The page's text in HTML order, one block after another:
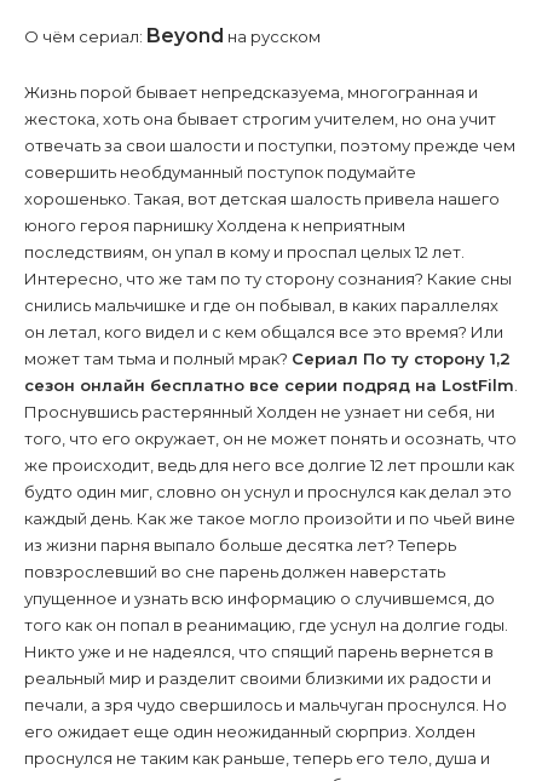
О чём сериал: Beyond на русском
Жизнь порой бывает непредсказуема, многогранная и
жестока, хоть она бывает строгим учителем, но она учит
отвечать за свои шалости и поступки, поэтому прежде чем
совершить необдуманный поступок подумайте
хорошенько. Такая, вот детская шалость привела нашего
юного героя парнишку Холдена к неприятным
последствиям, он упал в кому и проспал целых 12 лет.
Интересно, что же там по ту сторону сознания? Какие сны
снились мальчишке и где он побывал, в каких параллелях
он летал, кого видел и с кем общался все это время? Или
может там тьма и полный мрак? Сериал По ту сторону 1,2
сезон онлайн бесплатно все серии подряд на LostFilm.
Проснувшись растерянный Холден не узнает ни себя, ни
того, что его окружает, он не может понять и осознать, что
же происходит, ведь для него все долгие 12 лет прошли как
будто один миг, словно он уснул и проснулся как делал это
каждый день. Как же такое могло произойти и по чьей вине
из жизни парня выпало больше десятка лет? Теперь
повзрослевший во сне парень должен наверстать
упущенное и узнать всю информацию о случившемся, до
того как он попал в реанимацию, где уснул на долгие годы.
Никто уже и не надеялся, что спящий парень вернется в
реальный мир и разделит своими близкими их радости и
печали, а зря чудо свершилось и мальчуган проснулся. Но
его ожидает еще один неожиданный сюрприз. Холден
проснулся не таким как раньше, теперь его тело, душа и